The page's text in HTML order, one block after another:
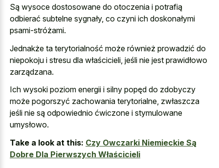
Są wysoce dostosowane do otoczenia i potrafią
odbierać subtelne sygnały, co czyni ich doskonałymi
psami-stróżami.
Jednakże ta terytorialność może również prowadzić do
niepokoju i stresu dla właścicieli, jeśli nie jest prawidłowo
zarządzana.
Ich wysoki poziom energii i silny popęd do zdobyczy
może pogorszyć zachowania terytorialne, zwłaszcza
jeśli nie są odpowiednio ćwiczone i stymulowane
umysłowo.
Take a look at this: Czy Owczarki Niemieckie Są
Dobre Dla Pierwszych Właścicieli